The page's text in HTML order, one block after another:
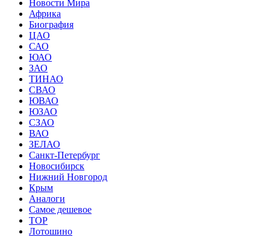
Новости Мира
Африка
Биография
ЦАО
САО
ЮАО
ЗАО
ТИНАО
СВАО
ЮВАО
ЮЗАО
СЗАО
ВАО
ЗЕЛАО
Санкт-Петербург
Новосибирск
Нижний Новгород
Крым
Аналоги
Самое дешевое
TOP
Лотошино